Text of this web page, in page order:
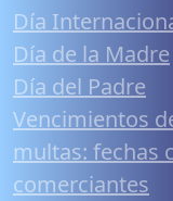
Día
Día de la Madre
Día del Padre
Vencimientos
multas: fechas
comerciantes